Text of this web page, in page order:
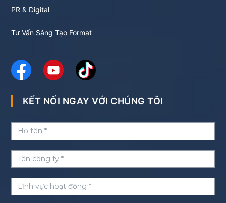
PR & Digital
Tư Vấn Sáng Tạo Format
KẾT NỐI NGAY VỚI CHÚNG TÔI